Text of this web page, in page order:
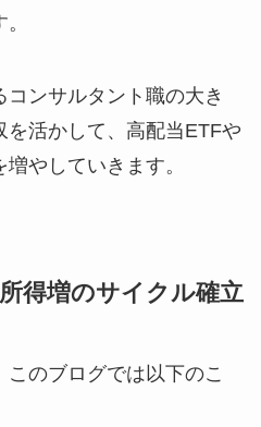
ンサルタント職の大き
を活かして、高配当ETFや
やしていきます。
得増のサイクル確立
のブログでは以下のこ